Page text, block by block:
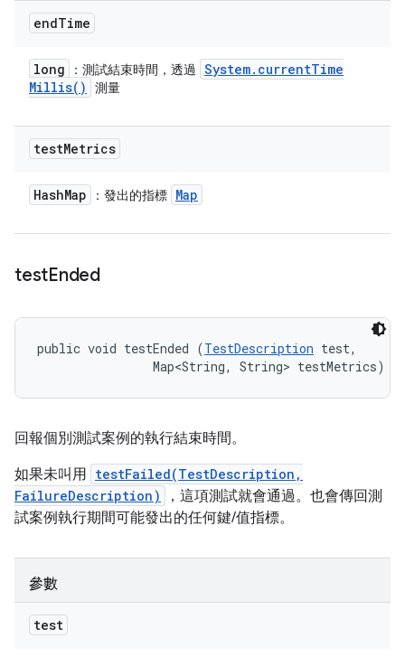
endTime
long ：測試結束時間，透過 System. currentTime
Millis( ) 測量
testMetrics
HashMap ：發出的指標 Map
testEnded
public void testEnded (TestDescription test,
                Map<String, String> testMetrics)
回報個別測試案例的執行結束時間。
如果未叫用 testFailed(TestDescription,
FailureDescription)
，這項測試就會通過。也會傳回測
試案例執行期間可能發出的任何鍵/值指標。
參數
test